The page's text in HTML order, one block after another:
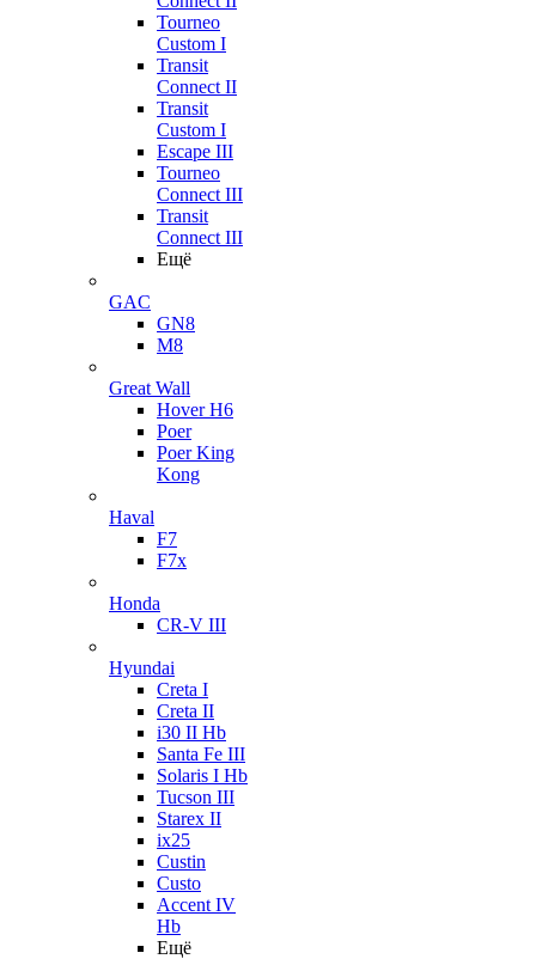
Tourneo
Custom I
Transit
Connect II
Transit
Custom I
Escape III
Tourneo
Connect III
Transit
Connect III
Ещё
GAC
GN8
M8
Great Wall
Hover H6
Poer
Poer King
Kong
Haval
F7
F7x
Honda
CR-V III
Hyundai
Creta I
Creta II
i30 II Hb
Santa Fe III
Solaris I Hb
Tucson III
Starex II
ix25
Custin
Custo
Accent IV
Hb
Ещё